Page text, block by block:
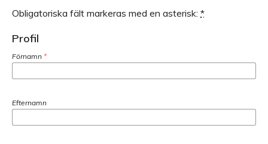
Obligatoriska fält markeras med en asterisk: *
Profil
Förnamn *
Efternamn